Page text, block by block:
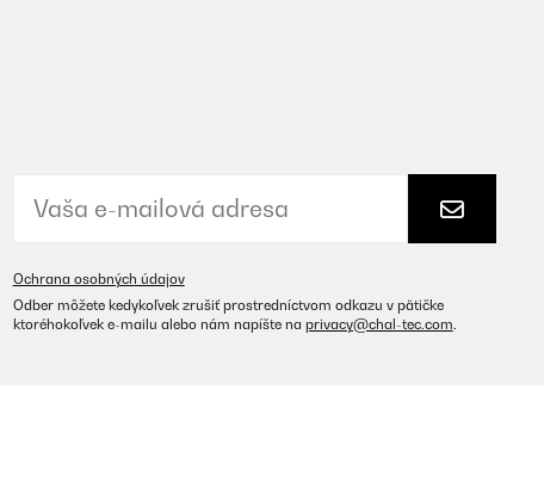
Ochrana osobných údajov
Odber môžete kedykoľvek zrušiť prostredníctvom odkazu v pätičke
ktoréhokoľvek e-mailu alebo nám napíšte na privacy@chal-tec.com.